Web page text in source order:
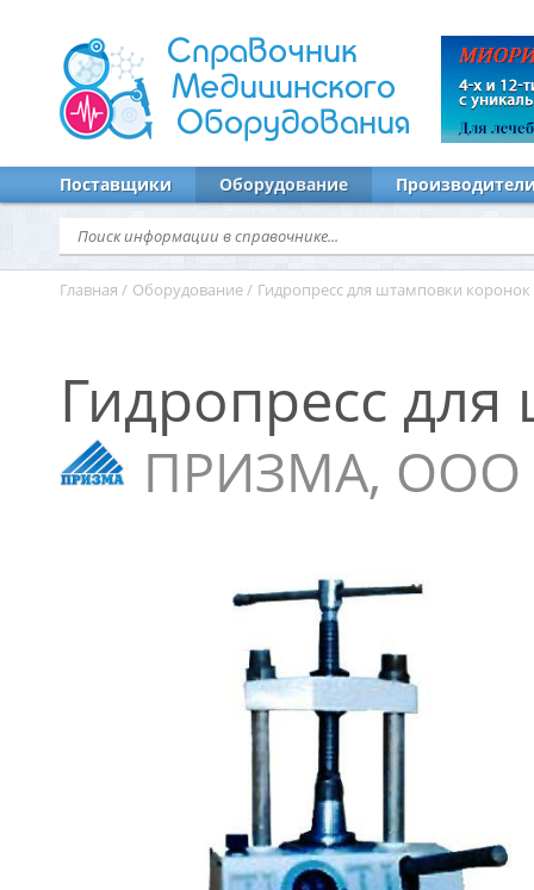
Справочник
Медицинского
Оборудования
Поставщики Оборудование
Главная / Оборудование / Гидропресс для штамповки коронок
Гидропресс
ПРИЗМА, ООО